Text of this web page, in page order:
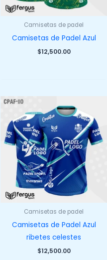
Camisetas de padel
Camisetas de Padel Azul
$12,500.00
Camisetas de padel
Camisetas de Padel Azul
ribetes celestes
$12,500.00